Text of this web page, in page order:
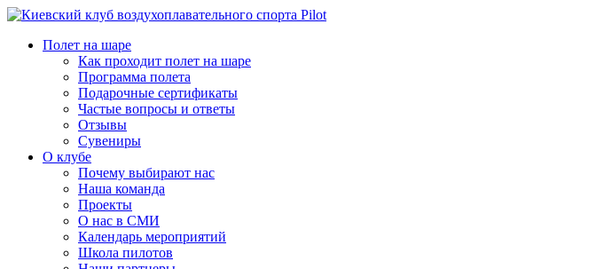
Полет на шаре
Как проходит полет на шаре
Программа полета
Подарочные сертификаты
Частые вопросы и ответы
Отзывы
Сувениры
О клубе
Почему выбирают нас
Наша команда
Проекты
О нас в СМИ
Календарь мероприятий
Школа пилотов